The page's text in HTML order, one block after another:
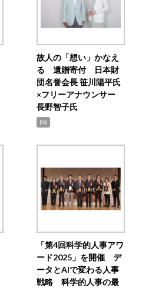
故人の「想い」かなえ
る 遺贈寄付 日本財
団名誉会長 笹川陽平氏
×フリーアナウンサー
長野智子氏
PR
「第4回科学的人事アワ
ード2025」を開催 デ
ータとAIで変わる人事
戦略 科学的人事の最